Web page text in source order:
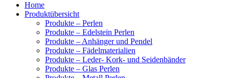
Home
Produktübersicht
Produkte – Perlen
Produkte – Edelstein Perlen
Produkte – Anhänger und Pendel
Produkte – Fädelmaterialien
Produkte – Leder- Kork- und Seidenbänder
Produkte – Glas Perlen